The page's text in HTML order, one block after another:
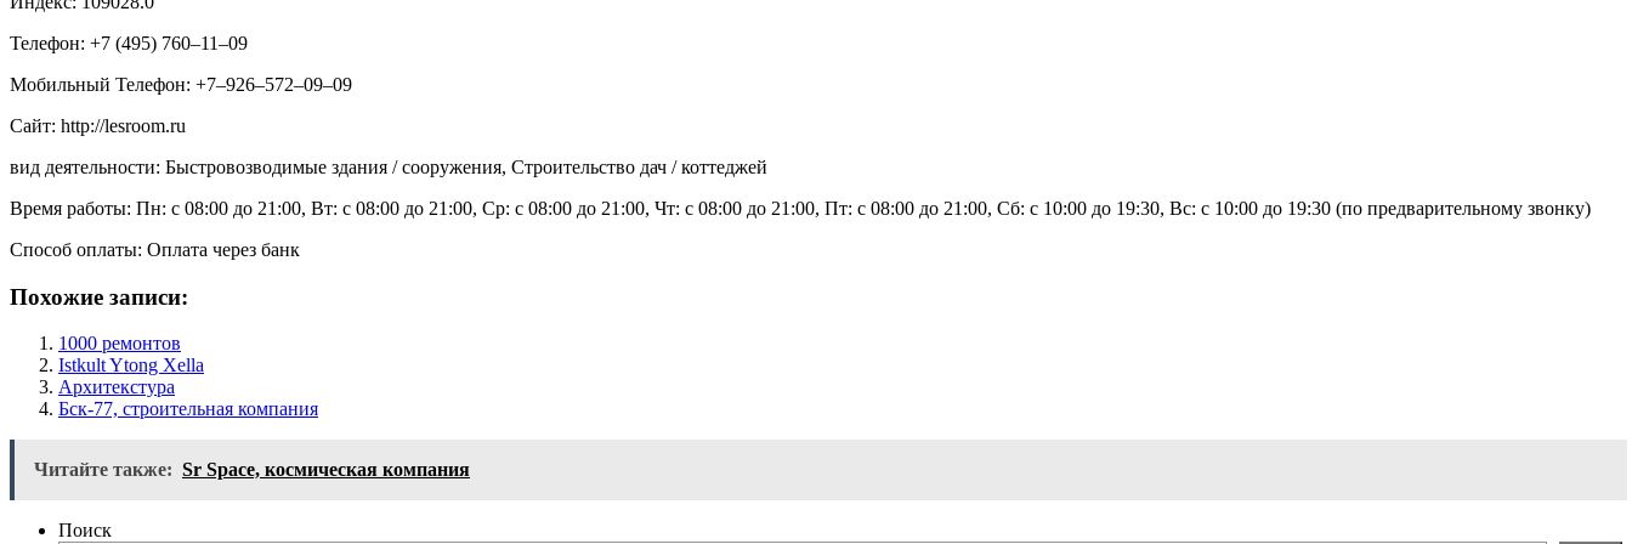
Телефон: +7 (495) 760‒11‒09
Мобильный Телефон: +7‒926‒572‒09‒09
Сайт: http://lesroom.ru
вид деятельности: Быстровозводимые здания / сооружения, Строительство дач / коттеджей
Время работы: Пн: с 08:00 до 21:00, Вт: с 08:00 до 21:00, Ср: с 08:00 до 21:00, Чт: с 08:00 до 21:00, Пт: с 08:00 до 21:00, Сб: с 10:00 до 19:30, Вс: с 10:00 до 19:30 (по предварительному звонку)
Способ оплаты: Оплата через банк
Похожие записи:
1000 ремонтов
Istkult Ytong Xella
Архитекстура
Бск-77, строительная компания
Читайте также: Sr Space, космическая компания
Поиск